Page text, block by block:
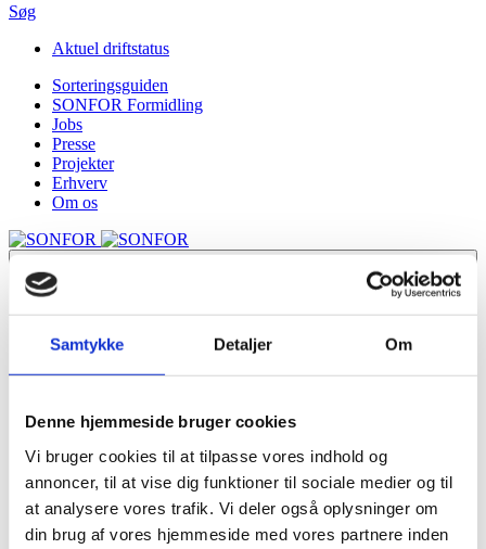
Samtykke Detaljer Om
Denne hjemmeside bruger cookies
Vi bruger cookies til at tilpasse vores indhold og
annoncer, til at vise dig funktioner til sociale medier og til
at analysere vores trafik. Vi deler også oplysninger om
din brug af vores hjemmeside med vores partnere inden
Søg
Aktuel driftstatus
Sorteringsguiden
SONFOR Formidling
Jobs
Presse
Projekter
Erhverv
Om os